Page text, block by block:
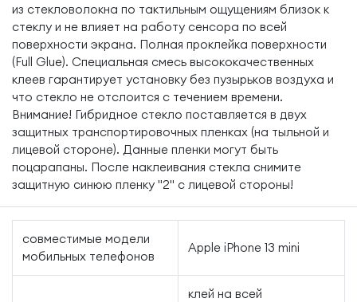
из стекловолокна по тактильным ощущениям близок к
стеклу и не влияет на работу сенсора по всей
поверхности экрана. Полная проклейка поверхности
(Full Glue). Специальная смесь высококачественных
клеев гарантирует установку без пузырьков воздуха и
что стекло не отслоится с течением времени.
Внимание! Гибридное стекло поставляется в двух
защитных транспортировочных пленках (на тыльной и
лицевой стороне). Данные пленки могут быть
поцарапаны. После наклеивания стекла снимите
защитную синюю пленку "2" с лицевой стороны!
совместимые модели
мобильных телефонов
Apple iPhone 13 mini
клей на всей